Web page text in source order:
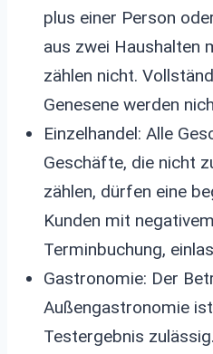
plus einer Person
aus zwei Haushalten
zählen nicht.
Genesene werden
Einzelhandel: Alle
Geschäfte, die nicht
zählen, dürfen eine
Kunden mit
Terminbuchung,
Gastronomie: Der
Außengastronomie
Testergebnis zulässig.